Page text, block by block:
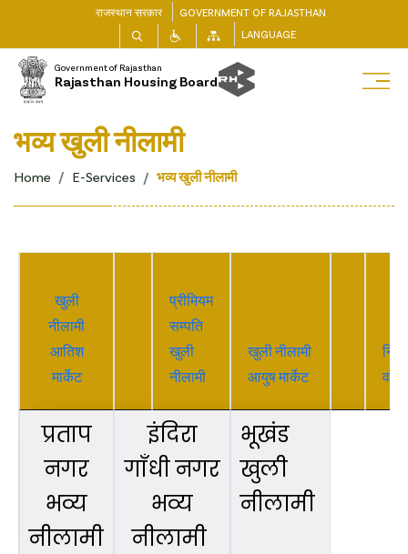
राजस्थान सरकार
GOVERNMENT OF RAJASTHAN
LANGUAGE
Government of Rajasthan
Rajasthan Housing Board
भव्य खुली नीलामी
Home E-Services भव्य खुली नीलामी
खुली
नीलामी
आतिश
मार्केट
प्रीमियम
सम्पति
खुली
नीलामी
खुली नीलामी
आयुष मार्केट
व
प्रताप
नगर
भव्य
नीलामी
इंदिरा
गाँधी नगर
भव्य
नीलामी
भूखंड
खुली
नीलामी